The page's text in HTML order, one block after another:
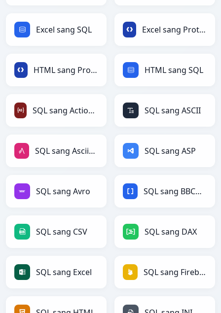
Excel sang SQL Excel sang Protobuf
HTML sang Protobuf HTML sang SQL
SQL sang ActionScript SQL sang ASCII
SQL sang AsciiDoc SQL sang ASP
SQL sang Avro SQL sang BBCode
SQL sang CSV SQL sang DAX
SQL sang Excel SQL sang Firebase